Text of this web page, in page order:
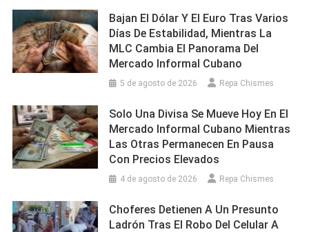
Bajan El Dólar Y El Euro Tras Varios
Días De Estabilidad, Mientras La
MLC Cambia El Panorama Del
Mercado Informal Cubano
5 de agosto de 2026 Repa Chismes
Solo Una Divisa Se Mueve Hoy En El
Mercado Informal Cubano Mientras
Las Otras Permanecen En Pausa
Con Precios Elevados
4 de agosto de 2026 Repa Chismes
Choferes Detienen A Un Presunto
Ladrón Tras El Robo Del Celular A